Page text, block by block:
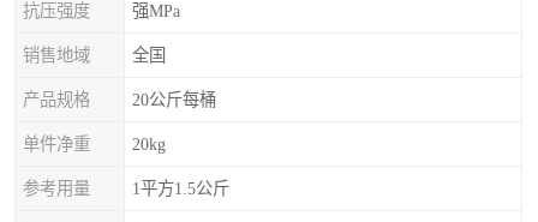
抗压强度 强MPa
销售地域 全国
产品规格 20公斤每桶
单件净重 20kg
参考用量 1平方1.5公斤